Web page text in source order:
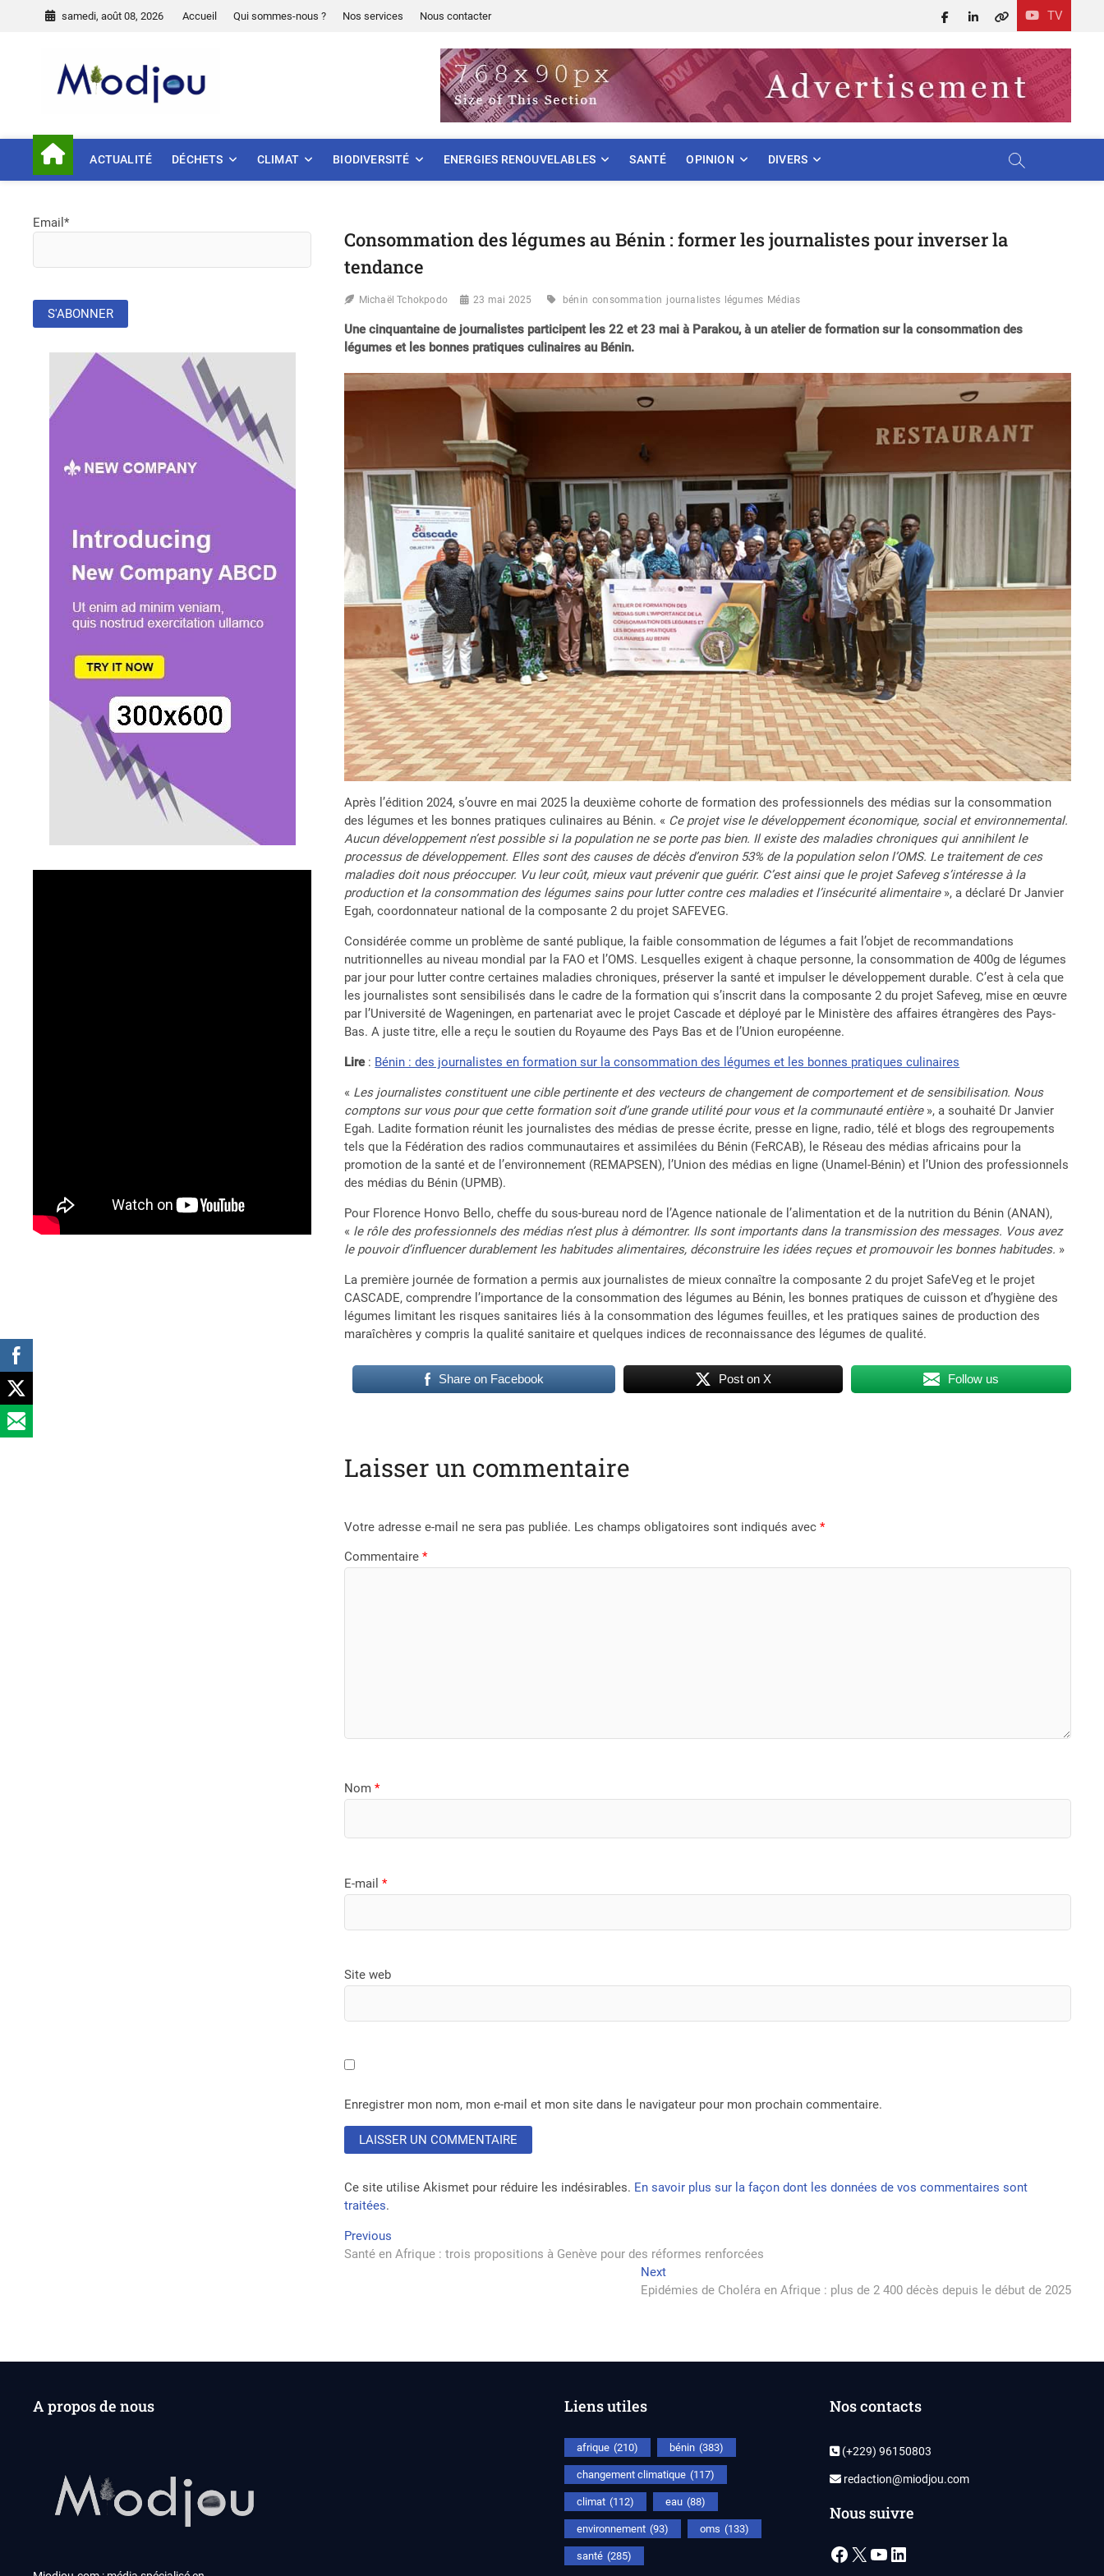
samedi, août 08, 2026 Accueil Qui sommes-nous ? Nos services Nous contacter TV
Facebook
LinkedIn
X
ACTUALITÉ DÉCHETS CLIMAT BIODIVERSITÉ ENERGIES RENOUVELABLES SANTÉ OPINION DIVERS
Consommation des légumes au Bénin : former les journalistes pour inverser la
tendance
Michaël Tchokpodo 23 mai 2025 bénin consommation journalistes légumes Médias
Une cinquantaine de journalistes participent les 22 et 23 mai à Parakou, à un atelier de formation sur la consommation des
légumes et les bonnes pratiques culinaires au Bénin.
Après l’édition 2024, s’ouvre en mai 2025 la deuxième cohorte de formation des professionnels des médias sur la consommation
des légumes et les bonnes pratiques culinaires au Bénin. « Ce projet vise le développement économique, social et environnemental.
Aucun développement n’est possible si la population ne se porte pas bien. Il existe des maladies chroniques qui annihilent le
processus de développement. Elles sont des causes de décès d’environ 53% de la population selon l’OMS. Le traitement de ces
maladies doit nous préoccuper. Vu leur coût, mieux vaut prévenir que guérir. C’est ainsi que le projet Safeveg s’intéresse à la
production et la consommation des légumes sains pour lutter contre ces maladies et l’insécurité alimentaire », a déclaré Dr Janvier
Egah, coordonnateur national de la composante 2 du projet SAFEVEG.
Considérée comme un problème de santé publique, la faible consommation de légumes a fait l’objet de recommandations
nutritionnelles au niveau mondial par la FAO et l’OMS. Lesquelles exigent à chaque personne, la consommation de 400g de légumes
par jour pour lutter contre certaines maladies chroniques, préserver la santé et impulser le développement durable. C’est à cela que
les journalistes sont sensibilisés dans le cadre de la formation qui s’inscrit dans la composante 2 du projet Safeveg, mise en œuvre
par l’Université de Wageningen, en partenariat avec le projet Cascade et déployé par le Ministère des affaires étrangères des Pays-
Bas. A juste titre, elle a reçu le soutien du Royaume des Pays Bas et de l’Union européenne.
Lire : Bénin : des journalistes en formation sur la consommation des légumes et les bonnes pratiques culinaires
« Les journalistes constituent une cible pertinente et des vecteurs de changement de comportement et de sensibilisation. Nous
comptons sur vous pour que cette formation soit d’une grande utilité pour vous et la communauté entière», a souhaité Dr Janvier
Egah. Ladite formation réunit les journalistes des médias de presse écrite, presse en ligne, radio, télé et blogs des regroupements
tels que la Fédération des radios communautaires et assimilées du Bénin (FeRCAB), le Réseau des médias africains pour la
promotion de la santé et de l’environnement (REMAPSEN), l’Union des médias en ligne (Unamel-Bénin) et l’Union des professionnels
des médias du Bénin (UPMB).
Pour Florence Honvo Bello, cheffe du sous-bureau nord de l’Agence nationale de l’alimentation et de la nutrition du Bénin (ANAN),
« le rôle des professionnels des médias n’est plus à démontrer. Ils sont importants dans la transmission des messages. Vous avez
le pouvoir d’influencer durablement les habitudes alimentaires, déconstruire les idées reçues et promouvoir les bonnes habitudes. »
La première journée de formation a permis aux journalistes de mieux connaître la composante 2 du projet SafeVeg et le projet
CASCADE, comprendre l’importance de la consommation des légumes au Bénin, les bonnes pratiques de cuisson et d’hygiène des
légumes limitant les risques sanitaires liés à la consommation des légumes feuilles, et les pratiques saines de production des
maraîchères y compris la qualité sanitaire et quelques indices de reconnaissance des légumes de qualité.
Share on Facebook Post on X Follow us
Laisser un commentaire
Votre adresse e-mail ne sera pas publiée. Les champs obligatoires sont indiqués avec*
Commentaire*
Nom*
E-mail*
Site web
Enregistrer mon nom, mon e-mail et mon site dans le navigateur pour mon prochain commentaire.
Ce site utilise Akismet pour réduire les indésirables. En savoir plus sur la façon dont les données de vos commentaires sont
traitées.
Navigation
de
Previous
post:
Santé en Afrique : trois propositions à Genève pour des réformes renforcées
NextNext
post:
Epidémies de Choléra en Afrique : plus de 2 400 décès depuis le début de 2025
Email*
A propos de nous Liens utiles
afrique (210) bénin (383)
changement climatique (117)
climat (112) eau (88)
environnement (93) oms (133)
santé (285)
Nos contacts
(+229) 96150803
redaction@miodjou.com
Nous suivre
Facebook
X YouTube
LinkedIn